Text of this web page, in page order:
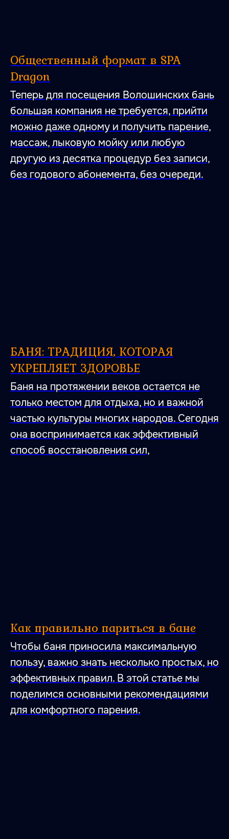
Общественный формат в SPA
Dragon
Теперь для посещения Волошинских бань
большая компания не требуется, прийти
можно даже одному и получить парение,
массаж, лыковую мойку или любую
другую из десятка процедур без записи,
без годового абонемента, без очереди.
БАНЯ: ТРАДИЦИЯ, КОТОРАЯ
УКРЕПЛЯЕТ ЗДОРОВЬЕ
Баня на протяжении веков остается не
только местом для отдыха, но и важной
частью культуры многих народов. Сегодня
она воспринимается как эффективный
способ восстановления сил,
Как правильно париться в бане
Чтобы баня приносила максимальную
пользу, важно знать несколько простых, но
эффективных правил. В этой статье мы
поделимся основными рекомендациями
для комфортного парения.
47.026806 28.744917